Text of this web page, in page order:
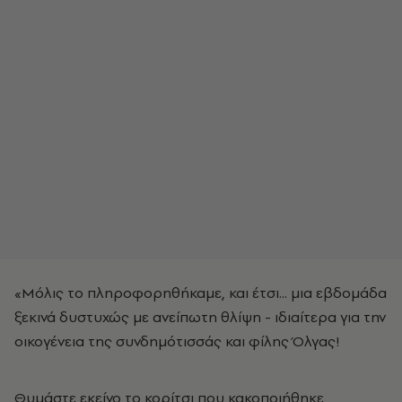
«Μόλις το πληροφορηθήκαμε, και έτσι... μια εβδομάδα
ξεκινά δυστυχώς με ανείπωτη θλίψη - ιδιαίτερα για την
οικογένεια της συνδημότισσάς και φίλης Όλγας!
Θυμάστε εκείνο το κορίτσι που κακοποιήθηκε